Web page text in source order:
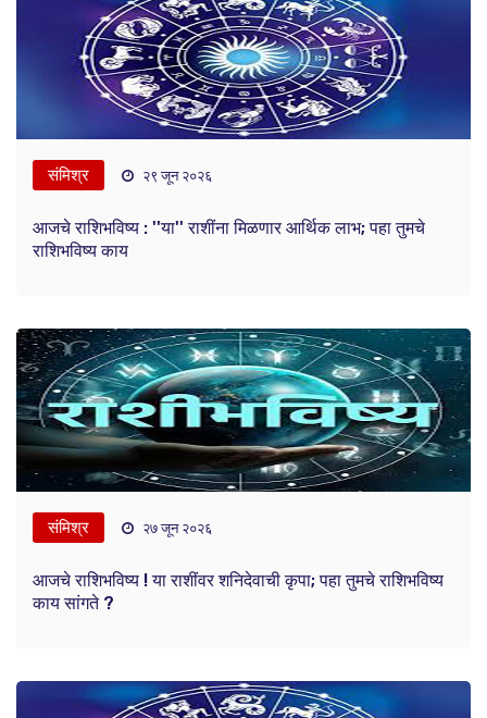
संमिश्र २९ जून २०२६
आजचे राशिभविष्य : ''या'' राशींना मिळणार आर्थिक लाभ; पहा तुमचे
राशिभविष्य काय
संमिश्र २७ जून २०२६
आजचे राशिभविष्य ! या राशींवर शनिदेवाची कृपा; पहा तुमचे राशिभविष्य
काय सांगते ?